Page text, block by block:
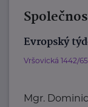
Evropský
Vršovická 1442/65
Mgr.